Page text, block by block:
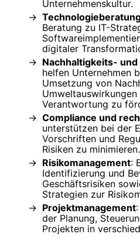
Unternehmenskultur.
Beratung zu IT-
digitaler
Nachhaltigkeits-
helfen Unternehmen
Umsetzung von
Verantwortung zu
Compliance und
unterstützen bei der
Vorschriften und
Risiken zu minimieren.
Risikomanagement:
Identifizierung und
Geschäftsrisiken
Strategien zur
Projektmanagement
der Planung,
Projekten in